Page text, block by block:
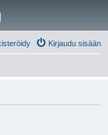
Kirjaudu sisään